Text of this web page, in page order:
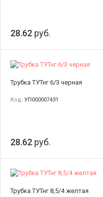
28.62 руб.
Трубка ТУТнг 6/3 черная
Код: УП000007431
28.62 руб.
Трубка ТУТнг 8,5/4 желтая